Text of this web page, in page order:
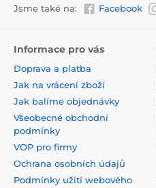
Jsme také na: Facebook
Informace pro vás
Doprava a platba
Jak na vrácení zboží
Jak balíme objednávky
Všeobecné obchodní
podmínky
VOP pro firmy
Ochrana osobních údajů
Podmínky užití webového